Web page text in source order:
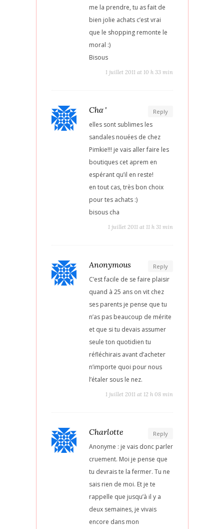
me la prendre, tu as fait de
bien jolie achats c’est vrai
que le shopping remonte le
moral :)
Bisous
1 juillet 2011 at 10 h 33 min
Reply
Chα '
elles sont sublimes les
sandales nouées de chez
Pimkie!!! je vais aller faire les
boutiques cet aprem en
espérant qu’il en reste!
en tout cas, très bon choix
pour tes achats :)
bisous cha
1 juillet 2011 at 11 h 31 min
Reply
Anonymous
C’est facile de se faire plaisir
quand à 25 ans on vit chez
ses parents je pense que tu
n’as pas beaucoup de mérite
et que si tu devais assumer
seule ton quotidien tu
réfléchirais avant d’acheter
n’importe quoi pour nous
l’étaler sous le nez.
1 juillet 2011 at 12 h 08 min
Reply
Charlotte
Anonyme : je vais donc parler
cruement. Moi je pense que
tu devrais te la fermer. Tu ne
sais rien de moi. Et je te
rappelle que jusqu’à il y a
deux semaines, je vivais
encore dans mon